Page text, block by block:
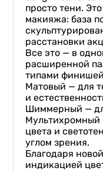
просто тени.
макияжа: база
расстановки
Все это — в
расширенной
типами
Матовый — для
и
Шиммерный —
Мультихромный
цвета и
углом зрения.
Благодаря
индикацией